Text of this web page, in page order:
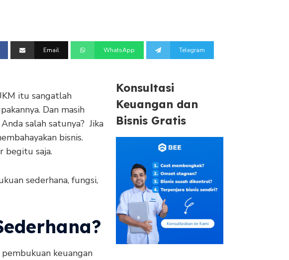
Email WhatsApp Telegram
itu sangatlah
Dan masih
salah satunya? Jika
bisnis.
begitu saja.
sederhana, fungsi,
keuangan
Konsultasi
Keuangan dan
Bisnis Gratis